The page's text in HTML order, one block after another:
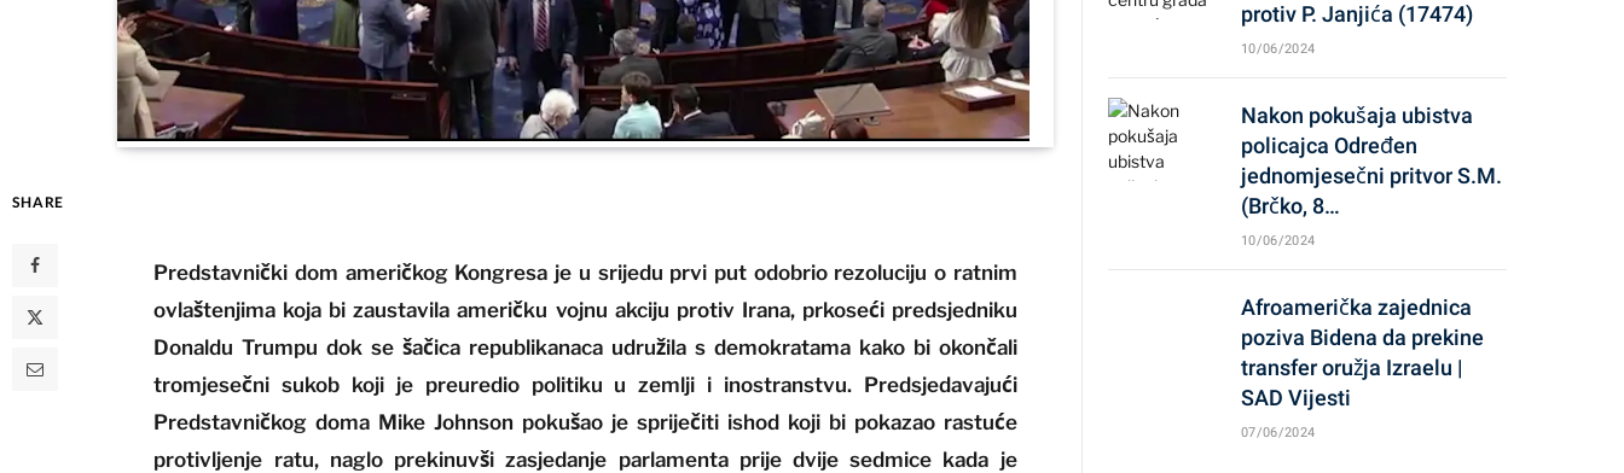
SHARE
Predstavnički dom američkog Kongresa je u srijedu prvi put odobrio rezoluciju o ratnim
ovlaštenjima koja bi zaustavila američku vojnu akciju protiv Irana, prkoseći predsjedniku
Donaldu Trumpu dok se šačica republikanaca udružila s demokratama kako bi okončali
tromjesečni sukob koji je preuredio politiku u zemlji i inostranstvu. Predsjedavajući
Predstavničkog doma Mike Johnson pokušao je spriječiti ishod koji bi pokazao rastuće
protivljenje ratu, naglo prekinuvši zasjedanje parlamenta prije dvije sedmice kada je
protiv P. Janjića (17474)
10/06/2024
Nakon pokušaja ubistva
policajca Određen
jednomjesečni pritvor S.M.
(Brčko, 8…
10/06/2024
Afroamerička zajednica
poziva Bidena da prekine
transfer oružja Izraelu |
SAD Vijesti
07/06/2024